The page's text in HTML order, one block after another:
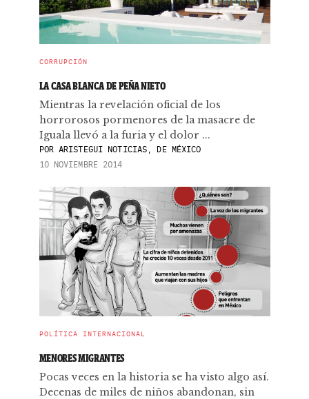
CORRUPCIÓN
LA CASA BLANCA DE PEÑA NIETO
Mientras la revelación oficial de los
horrorosos pormenores de la masacre de
Iguala llevó a la furia y el dolor ...
PORARISTEGUI NOTICIAS, DE MÉXICO
10 NOVIEMBRE 2014
POLÍTICA INTERNACIONAL
MENORES MIGRANTES
Pocas veces en la historia se ha visto algo así.
Decenas de miles de niños abandonan, sin